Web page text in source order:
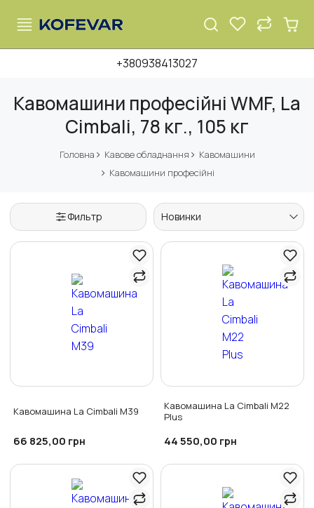
+380938413027
Кавомашини професійні WMF, La
Cimbali, 78 кг., 105 кг
Головна Кавове обладнання
Кавомашини
Кавомашини професійні
Фильтр Новинки
Кавомашина La Cimbali M39
66 825,00 грн
Кавомашина La Cimbali M22
Plus
44 550,00 грн